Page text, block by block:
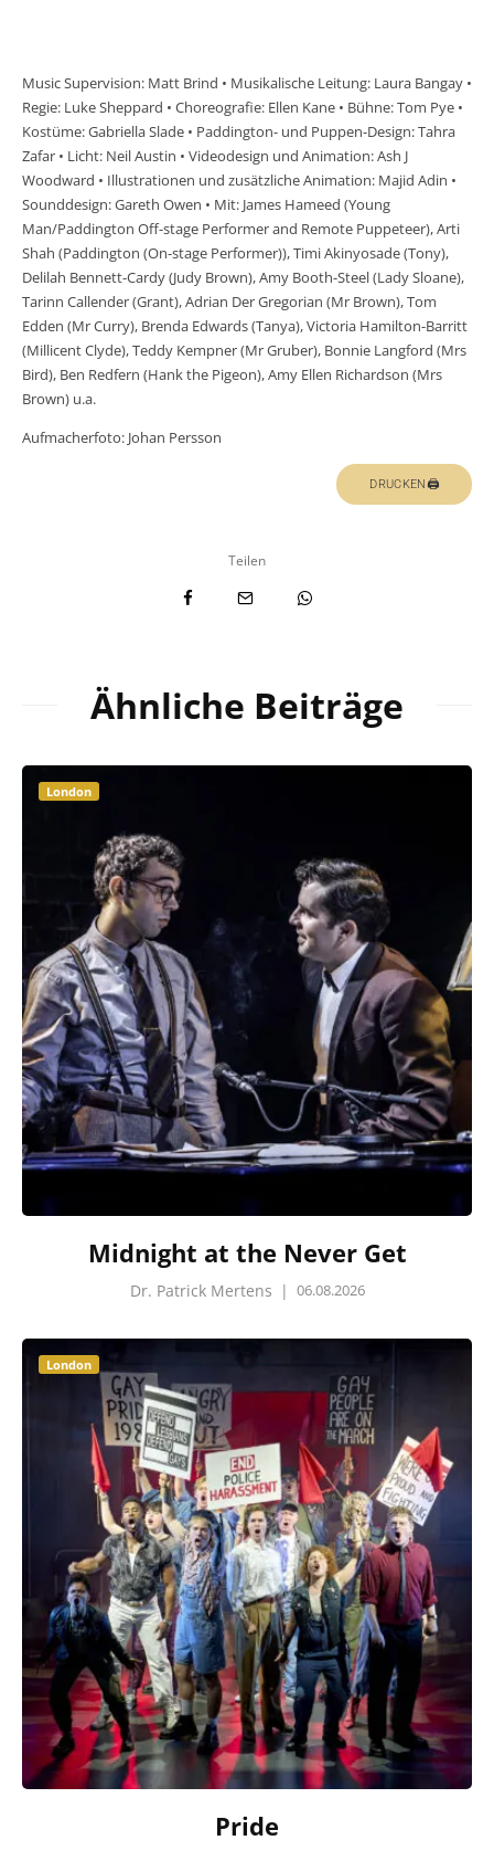
Music Supervision: Matt Brind • Musikalische Leitung: Laura Bangay •
Regie: Luke Sheppard • Choreografie: Ellen Kane • Bühne: Tom Pye •
Kostüme: Gabriella Slade • Paddington- und Puppen-Design: Tahra
Zafar • Licht: Neil Austin • Videodesign und Animation: Ash J
Woodward • Illustrationen und zusätzliche Animation: Majid Adin •
Sounddesign: Gareth Owen • Mit: James Hameed (Young
Man/Paddington Off-stage Performer and Remote Puppeteer), Arti
Shah (Paddington (On-stage Performer)), Timi Akinyosade (Tony),
Delilah Bennett-Cardy (Judy Brown), Amy Booth-Steel (Lady Sloane),
Tarinn Callender (Grant), Adrian Der Gregorian (Mr Brown), Tom
Edden (Mr Curry), Brenda Edwards (Tanya), Victoria Hamilton-Barritt
(Millicent Clyde), Teddy Kempner (Mr Gruber), Bonnie Langford (Mrs
Bird), Ben Redfern (Hank the Pigeon), Amy Ellen Richardson (Mrs
Brown) u.a.
Aufmacherfoto: Johan Persson
DRUCKEN🖨
Teilen
Ähnliche Beiträge
London
Midnight at the Never Get
Dr. Patrick Mertens | 06.08.2026
London
Pride